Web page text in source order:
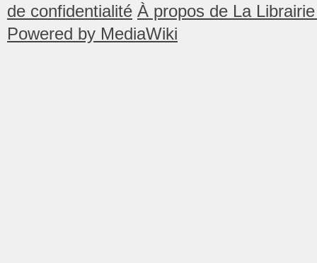
de confidentialité À propos de La
Powered by MediaWiki